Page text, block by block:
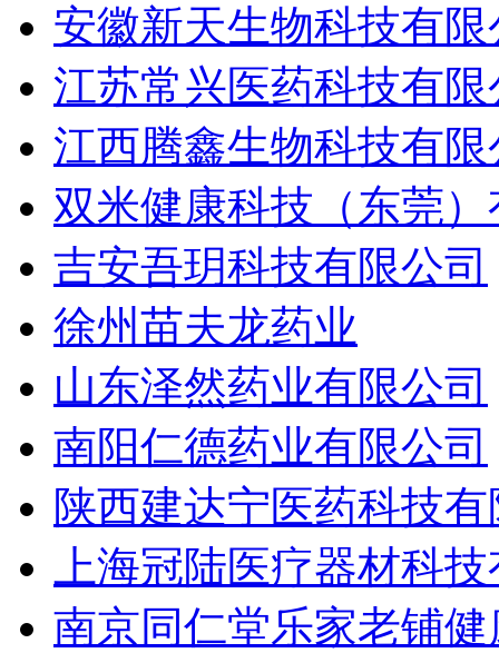
安徽新天生物科技有限
江苏常兴医药科技有限
江西腾鑫生物科技有限
双米健康科技（东莞
吉安吾玥科技有限公司
徐州苗夫龙药业
山东泽然药业有限公司
南阳仁德药业有限公司
陕西建达宁医药科技
上海冠陆医疗器材科
南京同仁堂乐家老铺